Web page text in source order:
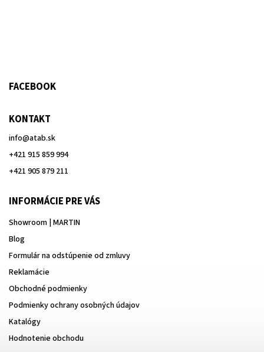
FACEBOOK
KONTAKT
info@atab.sk
+421 915 859 994
+421 905 879 211
INFORMÁCIE PRE VÁS
Showroom | MARTIN
Blog
Formulár na odstúpenie od zmluvy
Reklamácie
Obchodné podmienky
Podmienky ochrany osobných údajov
Katalógy
Hodnotenie obchodu